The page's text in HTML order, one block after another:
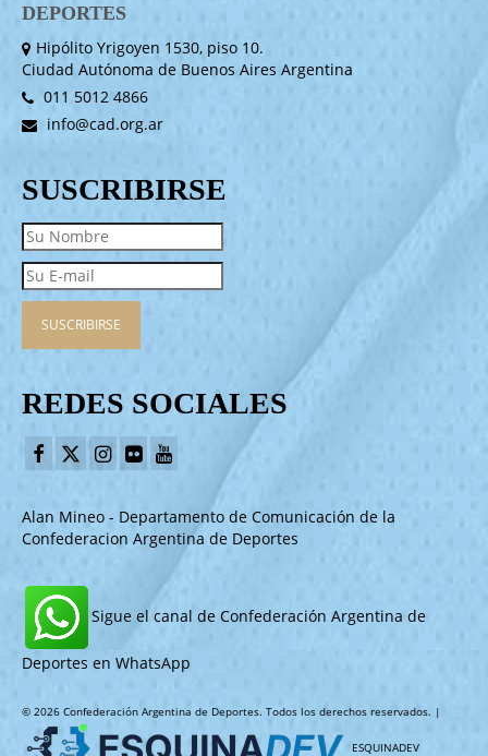
DEPORTES
Hipólito Yrigoyen 1530, piso 10.
Ciudad Autónoma de Buenos Aires Argentina
011 5012 4866
info@cad.org.ar
SUSCRIBIRSE
REDES SOCIALES
Alan Mineo - Departamento de Comunicación de la
Confederacion Argentina de Deportes
Sigue el canal de Confederación Argentina de
Deportes en WhatsApp
© 2026 Confederación Argentina de Deportes. Todos los derechos reservados. |
ESQUINADEV